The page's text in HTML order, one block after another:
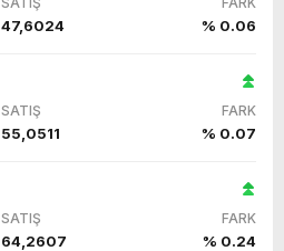
47,6024 % 0.06
SATIŞ FARK
55,0511 % 0.07
SATIŞ FARK
64,2607 % 0.24